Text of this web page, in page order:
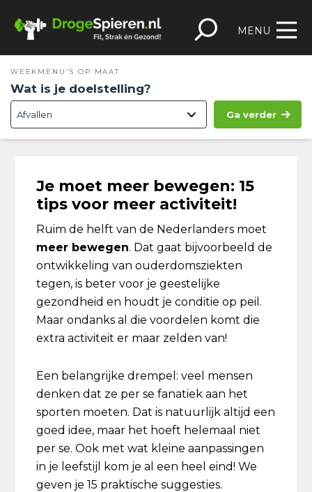
naar
naar
inhoud
naar
sidebar
footer
MENU
WEEKMENU'S OP MAAT
Wat is je doelstelling?
Ga verder
Je moet meer bewegen: 15
tips voor meer activiteit!
Ruim de helft van de Nederlanders moet
meer bewegen. Dat gaat bijvoorbeeld de
ontwikkeling van ouderdomsziekten
tegen, is beter voor je geestelijke
gezondheid en houdt je conditie op peil.
Maar ondanks al die voordelen komt die
extra activiteit er maar zelden van!
Een belangrijke drempel: veel mensen
denken dat ze per se fanatiek aan het
sporten moeten. Dat is natuurlijk altijd een
goed idee, maar het hoeft helemaal niet
per se. Ook met wat kleine aanpassingen
in je leefstijl kom je al een heel eind! We
geven je 15 praktische suggesties.